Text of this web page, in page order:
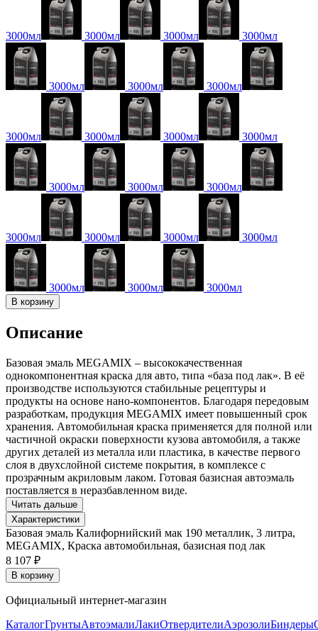
3000мл 3000мл 3000мл 3000мл
3000мл 3000мл 3000мл
3000мл 3000мл 3000мл 3000мл
3000мл 3000мл 3000мл
3000мл 3000мл 3000мл 3000мл
3000мл 3000мл 3000мл
В корзину
Описание
Базовая эмаль MEGAMIX – высококачественная
однокомпонентная краска для авто, типа «база под лак». В её
производстве используются стабильные рецептуры и
продукты на основе нано-компонентов. Благодаря передовым
разработкам, продукция MEGAMIX имеет повышенный срок
хранения. Автомобильная краска применяется для полной или
частичной окраски поверхности кузова автомобиля, а также
других деталей из металла или пластика, в качестве первого
слоя в двухслойной системе покрытия, в комплексе с
прозрачным акриловым лаком. Готовая базисная автоэмаль
поставляется в неразбавленном виде.
Читать дальше
Характеристики
Базовая эмаль Калифорнийский мак 190 металлик, 3 литра,
MEGAMIX, Краска автомобильная, базисная под лак
8 107 ₽
В корзину
Официальный интернет-магазин
КаталогГрунтыАвтоэмалиЛакиОтвердителиАэрозолиБиндеры